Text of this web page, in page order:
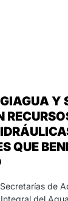
Y
QUE
de
del